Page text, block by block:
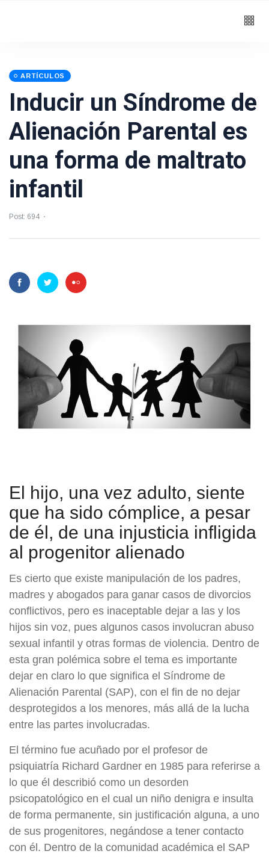
ARTÍCULOS
Inducir un Síndrome de
Alienación Parental es
una forma de maltrato
infantil
Post: 694
El hijo, una vez adulto, siente
que ha sido cómplice, a pesar
de él, de una injusticia infligida
al progenitor alienado
Es cierto que existe manipulación de los padres,
madres y abogados para ganar casos de divorcios
conflictivos, pero es inaceptable dejar a las y los
hijos sin voz, pues algunos casos involucran abuso
sexual infantil y otras formas de violencia. Dentro de
esta gran polémica sobre el tema es importante
dejar en claro lo que significa el Síndrome de
Alienación Parental (SAP), con el fin de no dejar
desprotegidos a los menores, más allá de la lucha
entre las partes involucradas.
El término fue acuñado por el profesor de
psiquiatría Richard Gardner en 1985 para referirse a
lo que él describió como un desorden
psicopatológico en el cual un niño denigra e insulta
de forma permanente, sin justificación alguna, a uno
de sus progenitores, negándose a tener contacto
con él. Dentro de la comunidad académica el SAP